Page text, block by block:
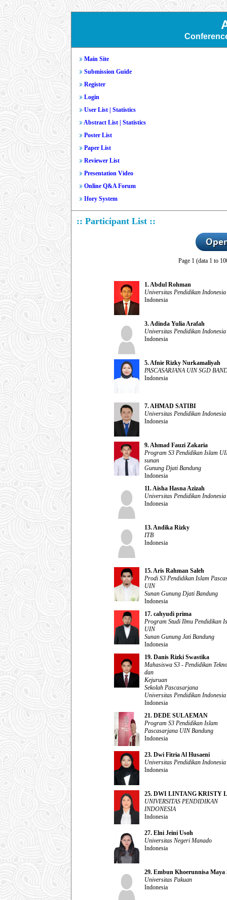
Main Site
Submission Guide
Register
Login
User List
Statistics
Abstract List
Statistics
Poster List
Paper List
Reviewer List
Presentation Video
Online Q&A Forum
Ifory System
:: Participant List ::
Page 1 (data 1 to
1. Abdul Rohman
Universitas Pendidikan Indonesia
Indonesia
3. Adinda Yulia Arafah
Universitas Pendidikan Indonesia
Indonesia
5. Afnie Rizky Nurkamaliyah
PASCASARJANA UIN SGD
Indonesia
7. AHMAD SATIBI
Universitas Pendidikan Indonesia
Indonesia
9. Ahmad Fauzi Zakaria
Program S3 Pendidikan Islam
sunan
Gunung Djati Bandung
Indonesia
11. Aisha Hasna Azizah
Universitas Pendidikan Indonesia
Indonesia
13. Andika Rizky
ITB
Indonesia
15. Aris Rahman Saleh
Prodi S3 Pendidikan Islam
UIN
Sunan Gunung Djati Bandung
Indonesia
17. cahyudi prima
Program Studi Ilmu Pendidikan
UIN
Sunan Gunung Jati Bandung
Indonesia
19. Danis Rizki Swastika
Mahasiswa S3 - Pendidikan
dan
Kejuruan
Sekolah Pascasarjana
Universitas Pendidikan Indonesia
Indonesia
21. DEDE SULAEMAN
Program S3 Pendidikan Islam
Pascasarjana UIN Bandung
Indonesia
23. Dwi Fitria Al Husaeni
Universitas Pendidikan Indonesia
Indonesia
25. DWI LINTANG KRISTY
UNIVERSITAS PENDIDIKAN
INDONESIA
Indonesia
27. Elni Jeini Usoh
Universitas Negeri Manado
Indonesia
29. Embun Khoerunnisa
Universitas Pakuan
Indonesia